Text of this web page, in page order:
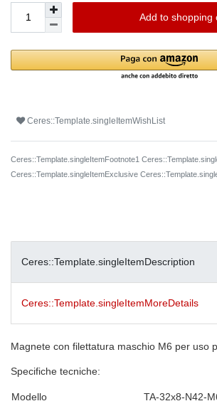
Add to shopping
Ceres::Template.singleItemWishList
Ceres::Template.singleItemFootnote1
Ceres::Template.singleItemExclusive
Ceres::Template.singleItemDescription
Ceres::Template.singleItemMoreDetails
Magnete con filettatura maschio M6 per uso
Specifiche tecniche:
Modello
TA-32x8-N42-